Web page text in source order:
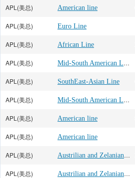
APL(美总) American line
APL(美总) Euro Line
APL(美总) African Line
APL(美总) Mid-South American Line
APL(美总) SouthEast-Asian Line
APL(美总) Mid-South American Line
APL(美总) American line
APL(美总) American line
APL(美总) Austrilian and Zelanian Line
APL(美总) Austrilian and Zelanian Line